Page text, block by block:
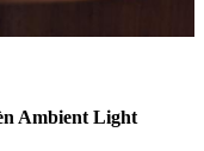
Ambient Light